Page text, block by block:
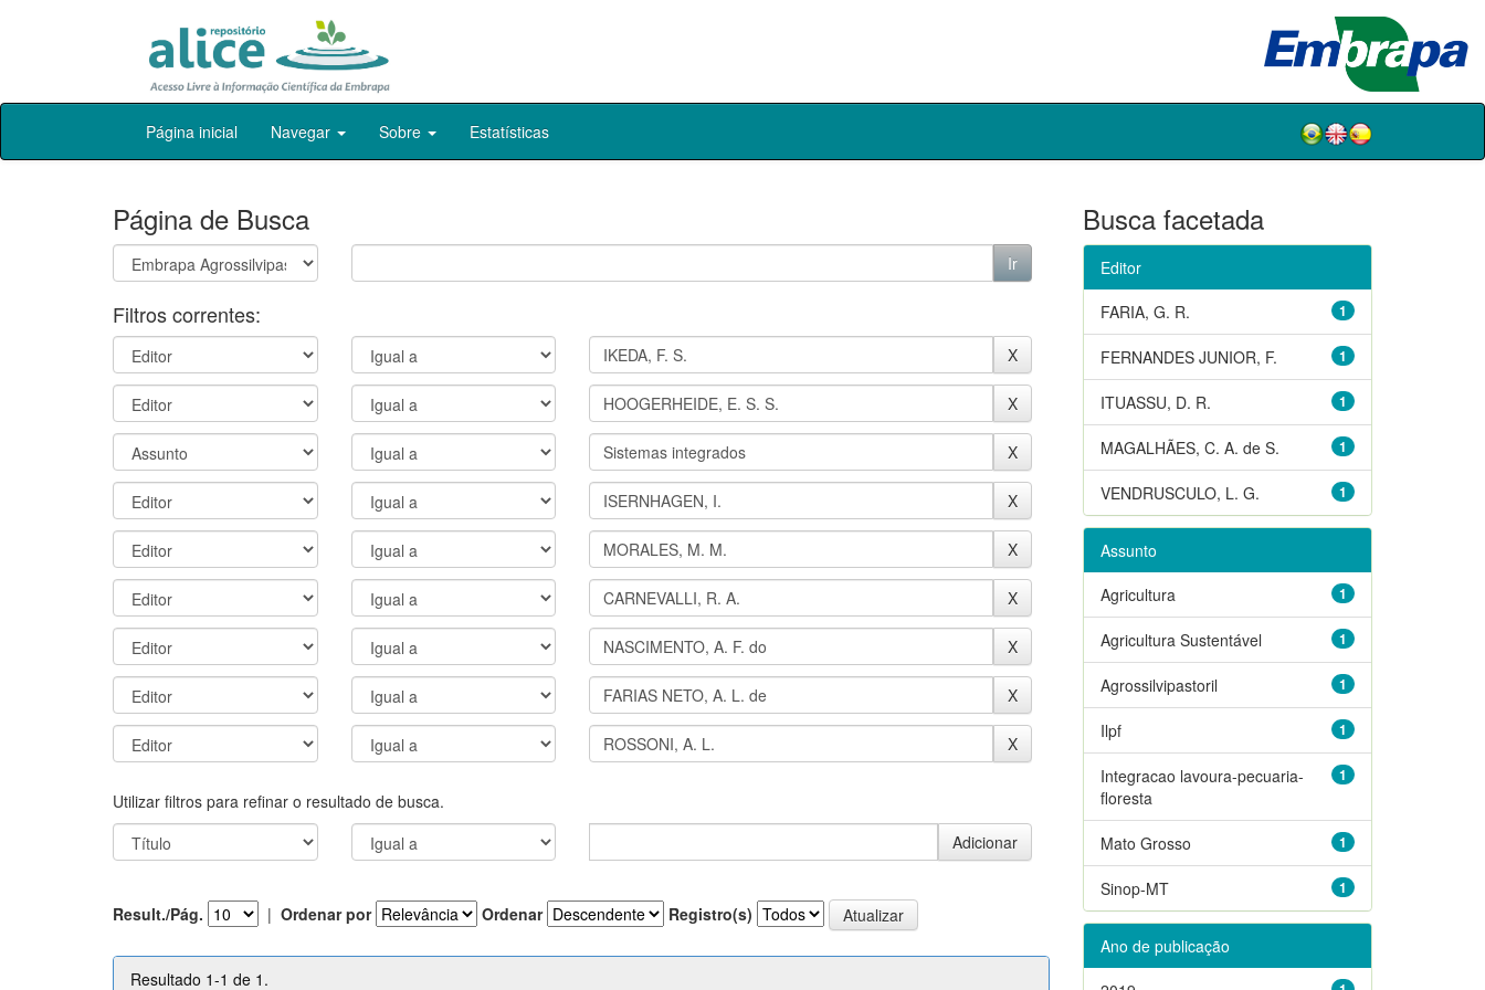
Skip
Página inicial Navegar Sobre Estatísticas
Página de Busca
Filtros correntes:
Utilizar filtros para refinar o resultado de busca.
Result./Pág. | Ordenar por Ordenar Registro(s)
Resultado 1-1 de 1.
Busca facetada
Editor
1
FARIA, G. R.
1
FERNANDES JUNIOR, F.
1
ITUASSU, D. R.
1
MAGALHÃES, C. A. de S.
1
VENDRUSCULO, L. G.
Assunto
1
Agricultura
1
Agricultura Sustentável
1
Agrossilvipastoril
1
Ilpf
1
Integracao lavoura-pecuaria-
floresta
1
Mato Grosso
1
Sinop-MT
Ano de publicação